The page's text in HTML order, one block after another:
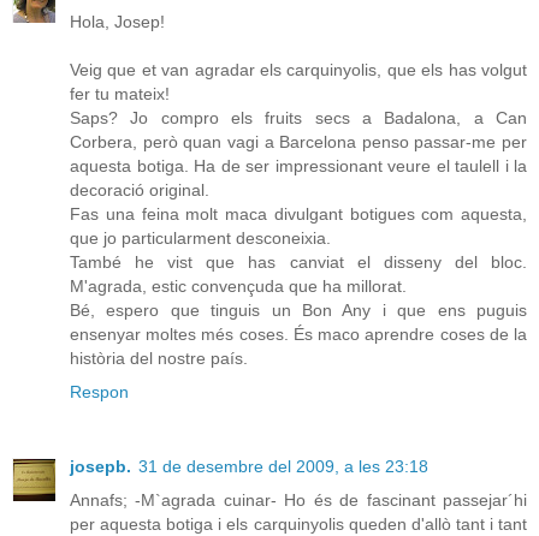
Hola, Josep!
Veig que et van agradar els carquinyolis, que els has volgut
fer tu mateix!
Saps? Jo compro els fruits secs a Badalona, a Can
Corbera, però quan vagi a Barcelona penso passar-me per
aquesta botiga. Ha de ser impressionant veure el taulell i la
decoració original.
Fas una feina molt maca divulgant botigues com aquesta,
que jo particularment desconeixia.
També he vist que has canviat el disseny del bloc.
M'agrada, estic convençuda que ha millorat.
Bé, espero que tinguis un Bon Any i que ens puguis
ensenyar moltes més coses. És maco aprendre coses de la
història del nostre país.
Respon
josepb. 31 de desembre del 2009, a les 23:18
Annafs; -M`agrada cuinar- Ho és de fascinant passejar´hi
per aquesta botiga i els carquinyolis queden d'allò tant i tant